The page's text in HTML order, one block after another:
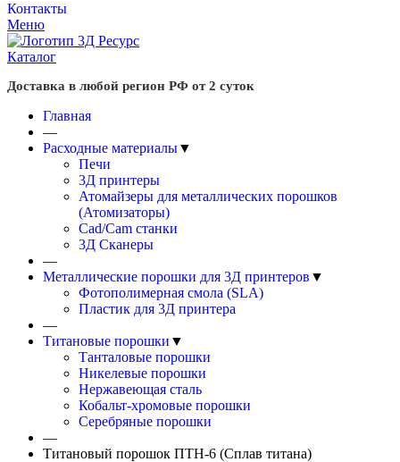
Контакты
Меню
Каталог
Доставка в любой регион РФ от 2 суток
Главная
—
Расходные материалы▼
Печи
3Д принтеры
Атомайзеры для металлических порошков
(Атомизаторы)
Cad/Cam станки
3Д Сканеры
—
Металлические порошки для 3Д принтеров ▼
Фотополимерная смола (SLA)
Пластик для 3Д принтера
—
Титановые порошки ▼
Танталовые порошки
Никелевые порошки
Нержавеющая сталь
Кобальт-хромовые порошки
Серебряные порошки
—
Титановый порошок ПТН-6 (Сплав титана)